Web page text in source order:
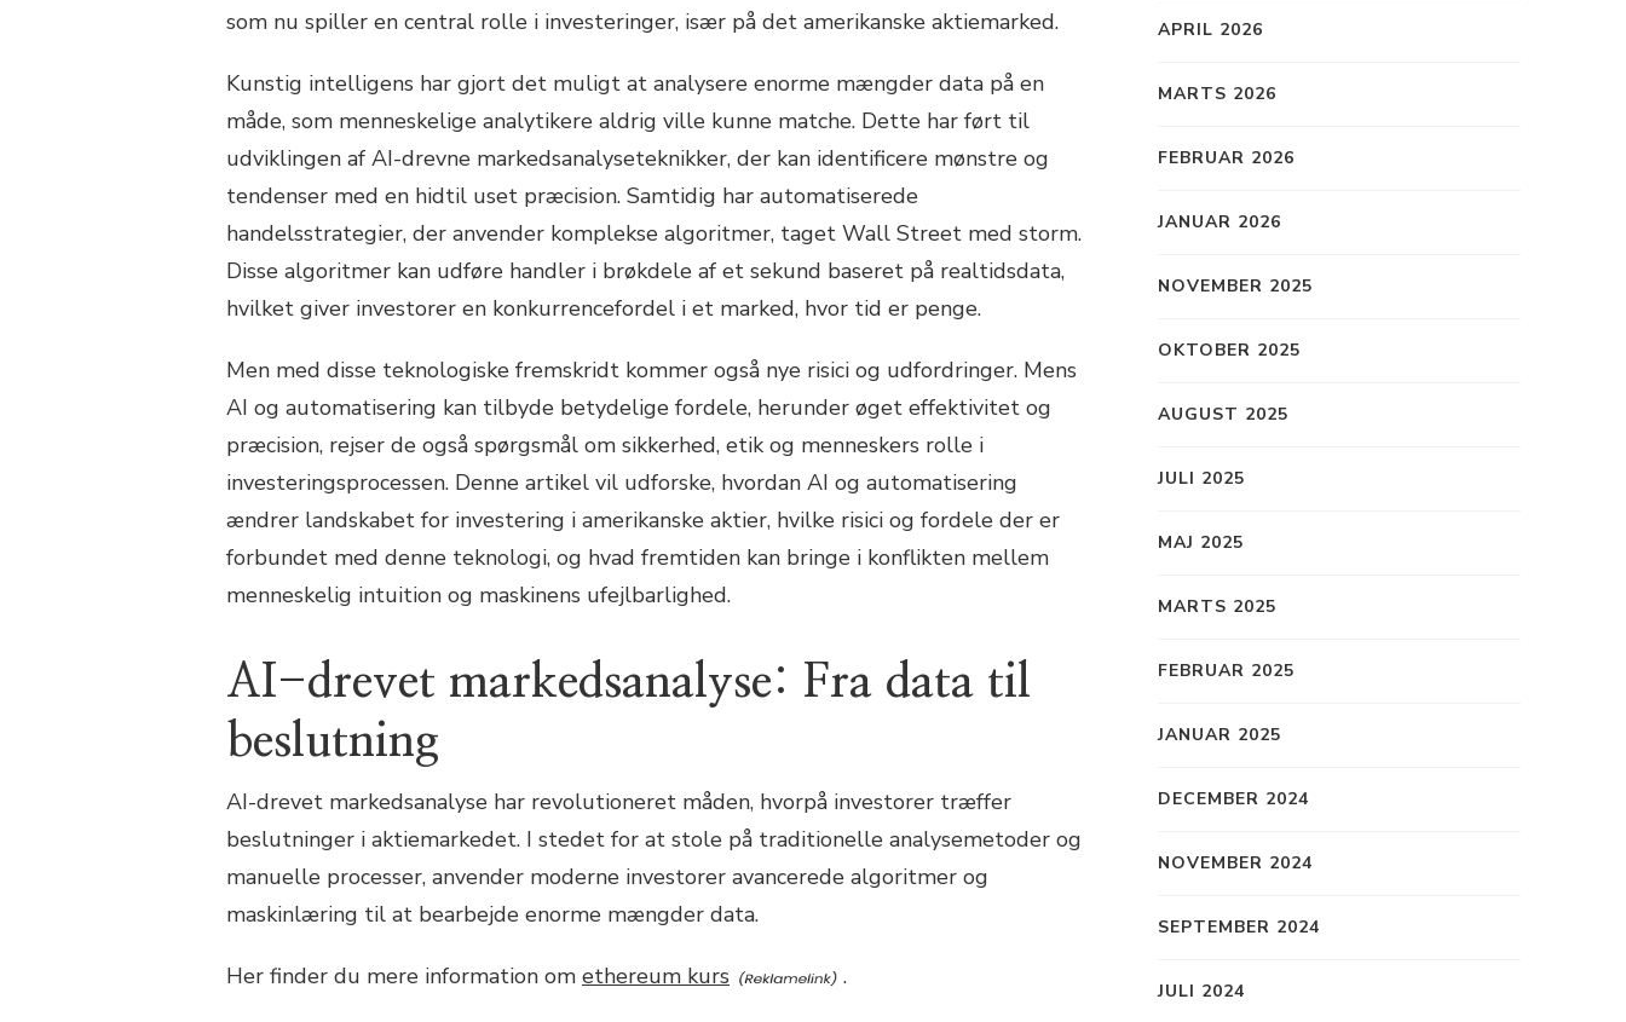
som nu spiller en central rolle i investeringer, især på det amerikanske aktiemarked.
Kunstig intelligens har gjort det muligt at analysere enorme mængder data på en
måde, som menneskelige analytikere aldrig ville kunne matche. Dette har ført til
udviklingen af AI-drevne markedsanalyseteknikker, der kan identificere mønstre og
tendenser med en hidtil uset præcision. Samtidig har automatiserede
handelsstrategier, der anvender komplekse algoritmer, taget Wall Street med storm.
Disse algoritmer kan udføre handler i brøkdele af et sekund baseret på realtidsdata,
hvilket giver investorer en konkurrencefordel i et marked, hvor tid er penge.
Men med disse teknologiske fremskridt kommer også nye risici og udfordringer. Mens
AI og automatisering kan tilbyde betydelige fordele, herunder øget effektivitet og
præcision, rejser de også spørgsmål om sikkerhed, etik og menneskers rolle i
investeringsprocessen. Denne artikel vil udforske, hvordan AI og automatisering
ændrer landskabet for investering i amerikanske aktier, hvilke risici og fordele der er
forbundet med denne teknologi, og hvad fremtiden kan bringe i konflikten mellem
menneskelig intuition og maskinens ufejlbarlighed.
AI-drevet markedsanalyse: Fra data til
beslutning
AI-drevet markedsanalyse har revolutioneret måden, hvorpå investorer træffer
beslutninger i aktiemarkedet. I stedet for at stole på traditionelle analysemetoder og
manuelle processer, anvender moderne investorer avancerede algoritmer og
maskinlæring til at bearbejde enorme mængder data.
Her finder du mere information om ethereum kurs .
APRIL 2026
MARTS 2026
FEBRUAR 2026
JANUAR 2026
NOVEMBER 2025
OKTOBER 2025
AUGUST 2025
JULI 2025
MAJ 2025
MARTS 2025
FEBRUAR 2025
JANUAR 2025
DECEMBER 2024
NOVEMBER 2024
SEPTEMBER 2024
JULI 2024